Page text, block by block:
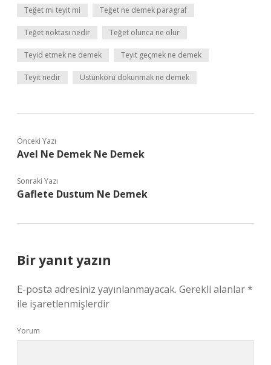
Teğet mi teyit mi Teğet ne demek paragraf
Teğet noktası nedir Teğet olunca ne olur
Teyid etmek ne demek Teyit geçmek ne demek
Teyit nedir Üstünkörü dokunmak ne demek
Önceki Yazı
Avel Ne Demek Ne Demek
Sonraki Yazı
Gaflete Dustum Ne Demek
Bir yanıt yazın
E-posta adresiniz yayınlanmayacak. Gerekli alanlar*
ile işaretlenmişlerdir
Yorum